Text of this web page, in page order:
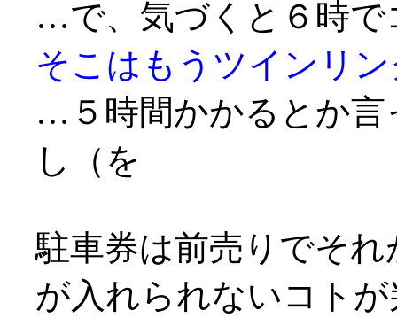
…で、気づくと６時で
そこはもうツインリ
…５時間かかるとか言
し（を
駐車券は前売りでそ
が入れられないコトが